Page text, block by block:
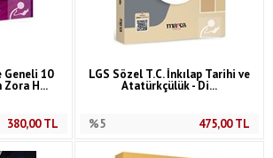
Geneli 10
Zora H...
380,00TL
LGS Sözel T.C. İnkılap Tarihi ve
Atatürkçülük - Di...
%5 475,00TL